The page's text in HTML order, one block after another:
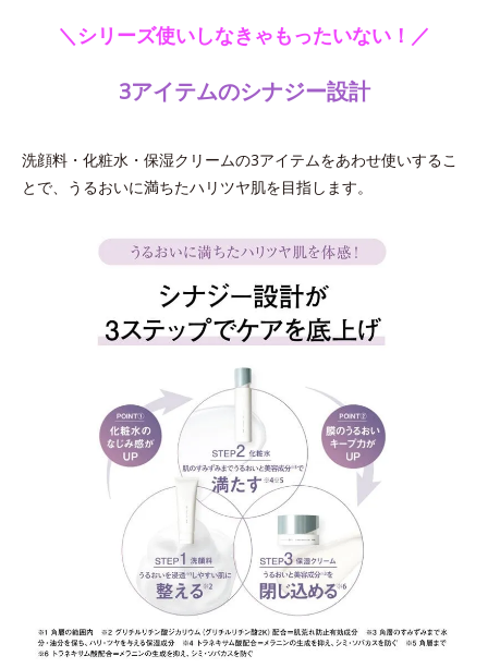
＼シリーズ使いしなきゃもったいない！／
3アイテムのシナジー設計
洗顔料・化粧水・保湿クリームの3アイテムをあわせ使いするこ
とで、うるおいに満ちたハリツヤ肌を目指します。